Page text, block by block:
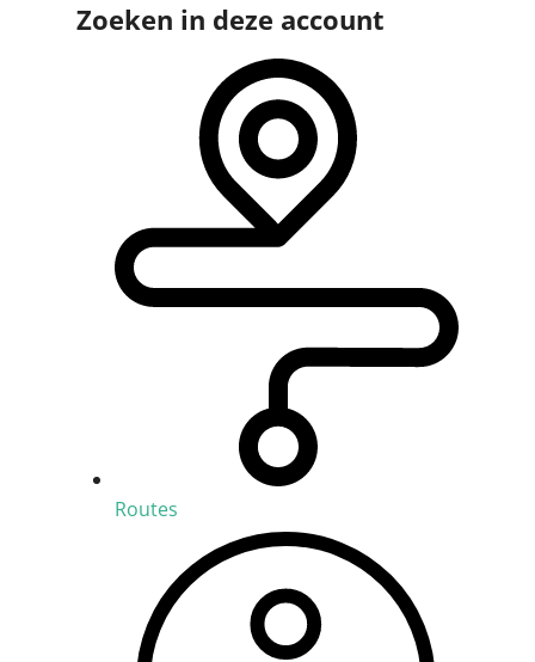
Zoeken in deze account
Routes